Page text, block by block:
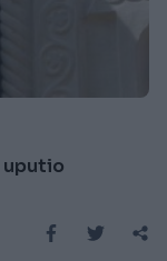
uputio